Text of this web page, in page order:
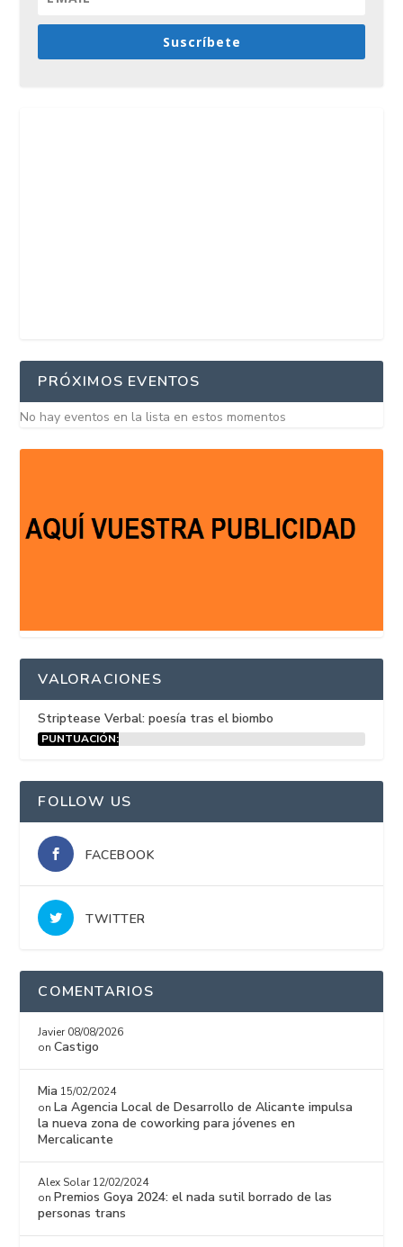
Suscríbete
PRÓXIMOS EVENTOS
No hay eventos en la lista en estos momentos
VALORACIONES
Striptease Verbal: poesía tras el biombo
PUNTUACIÓN:
FOLLOW US
FACEBOOK
TWITTER
COMENTARIOS
Javier 08/08/2026
onCastigo
Mia 15/02/2024
on La Agencia Local de Desarrollo de Alicante impulsa
la nueva zona de coworking para jóvenes en
Mercalicante
Alex Solar 12/02/2024
on Premios Goya 2024: el nada sutil borrado de las
personas trans